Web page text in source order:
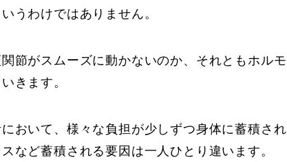
うわけではありません。
節がスムーズに動かないのか、それともホル
きます。
おいて、様々な負担が少しずつ身体に蓄積さ
など蓄積される要因は一人ひとり違います。